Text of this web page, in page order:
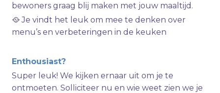
bewoners graag blij maken met jouw maaltijd.
🥘 Je vindt het leuk om mee te denken over
menu’s en verbeteringen in de keuken
Enthousiast?
Super leuk! We kijken ernaar uit om je te
ontmoeten. Solliciteer nu en wie weet zien we je